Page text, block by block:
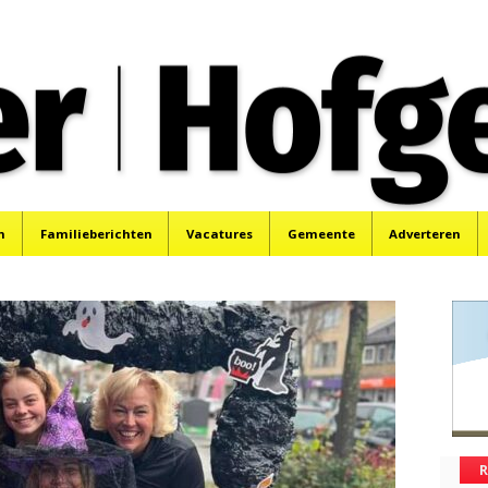
Familieberichten Vacatures Gemeente Adverteren